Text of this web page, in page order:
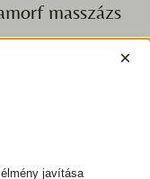
masszázs
×
javítása